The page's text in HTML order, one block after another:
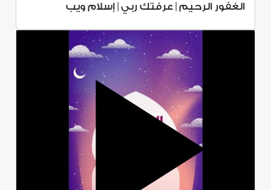
الغفور الرحيم | عرفتك ربي | إسلام ويب